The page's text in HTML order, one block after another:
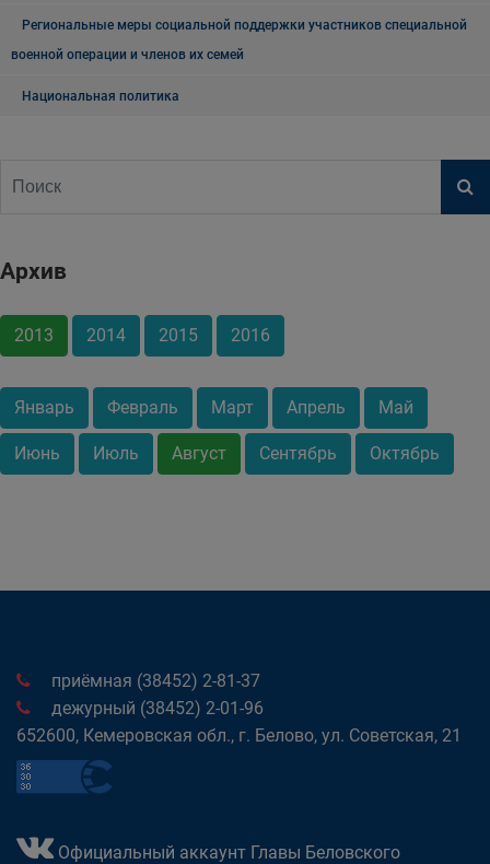
Региональные меры социальной поддержки участников специальной
военной операции и членов их семей
Национальная политика
Архив
2013 2014 2015 2016
Январь Февраль Март Апрель Май
Июнь Июль Август Сентябрь Октябрь
приёмная (38452) 2-81-37
дежурный (38452) 2-01-96
652600, Кемеровская обл., г. Белово, ул. Советская, 21
Официальный аккаунт Главы Беловского